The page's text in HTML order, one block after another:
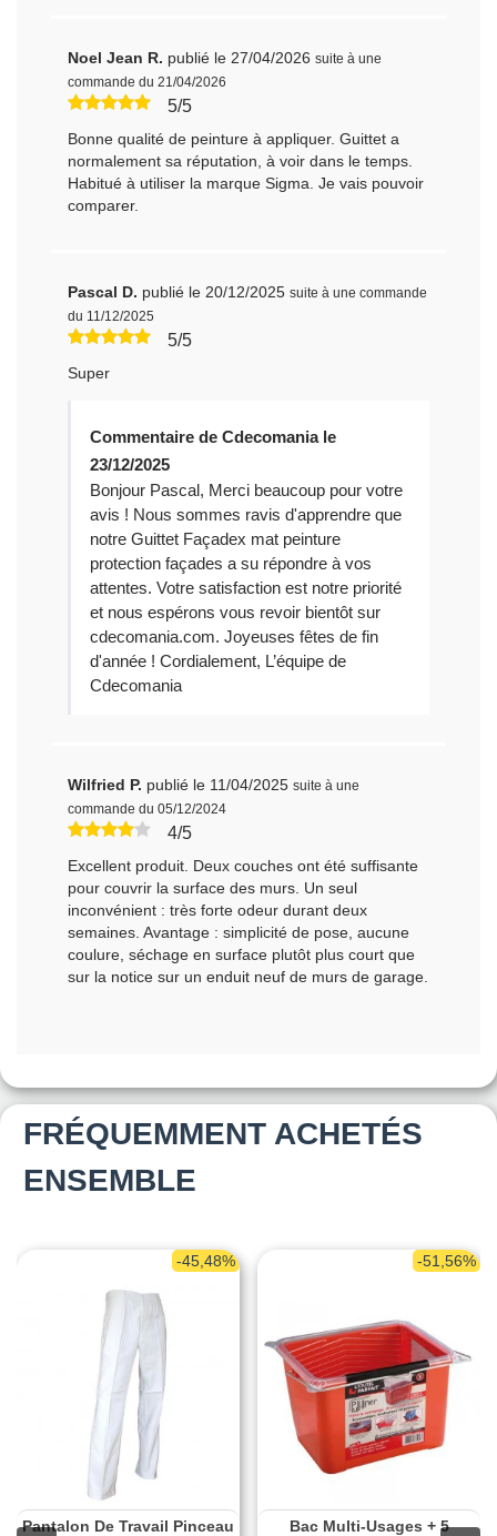
Noel Jean R. publié le 27/04/2026 suite à une
commande du 21/04/2026
5/5
Bonne qualité de peinture à appliquer. Guittet a
normalement sa réputation, à voir dans le temps.
Habitué à utiliser la marque Sigma. Je vais pouvoir
comparer.
Pascal D. publié le 20/12/2025 suite à une commande
du 11/12/2025
5/5
Super
Commentaire de Cdecomania le
23/12/2025
Bonjour Pascal, Merci beaucoup pour votre
avis ! Nous sommes ravis d'apprendre que
notre Guittet Façadex mat peinture
protection façades a su répondre à vos
attentes. Votre satisfaction est notre priorité
et nous espérons vous revoir bientôt sur
cdecomania.com. Joyeuses fêtes de fin
d'année ! Cordialement, L’équipe de
Cdecomania
Wilfried P. publié le 11/04/2025 suite à une
commande du 05/12/2024
4/5
Excellent produit. Deux couches ont été suffisante
pour couvrir la surface des murs. Un seul
inconvénient : très forte odeur durant deux
semaines. Avantage : simplicité de pose, aucune
coulure, séchage en surface plutôt plus court que
sur la notice sur un enduit neuf de murs de garage.
FRÉQUEMMENT ACHETÉS
ENSEMBLE
-45,48%
Pantalon De Travail Pinceau
-51,56%
Bac Multi-Usages + 5